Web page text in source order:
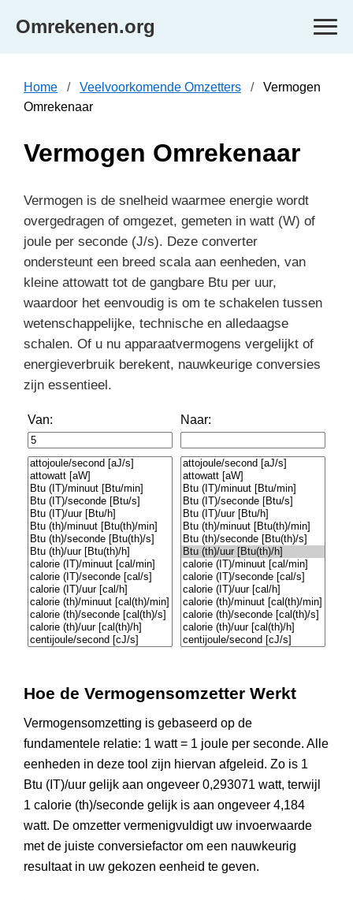
Omrekenen.org
Home Veelvoorkomende Omzetters
Vermogen
Omrekenaar
Vermogen Omrekenaar
Vermogen is de snelheid waarmee energie wordt
overgedragen of omgezet, gemeten in watt (W) of
joule per seconde (J/s). Deze converter
ondersteunt een breed scala aan eenheden, van
kleine attowatt tot de gangbare Btu per uur,
waardoor het eenvoudig is om te schakelen tussen
wetenschappelijke, technische en alledaagse
schalen. Of u nu apparaatvermogens vergelijkt of
energieverbruik berekent, nauwkeurige conversies
zijn essentieel.
Van: Naar:
Hoe de Vermogensomzetter Werkt
Vermogensomzetting is gebaseerd op de
fundamentele relatie: 1 watt = 1 joule per seconde. Alle
eenheden in deze tool zijn hiervan afgeleid. Zo is 1
Btu (IT)/uur gelijk aan ongeveer 0,293071 watt, terwijl
1 calorie (th)/seconde gelijk is aan ongeveer 4,184
watt. De omzetter vermenigvuldigt uw invoerwaarde
met de juiste conversiefactor om een nauwkeurig
resultaat in uw gekozen eenheid te geven.